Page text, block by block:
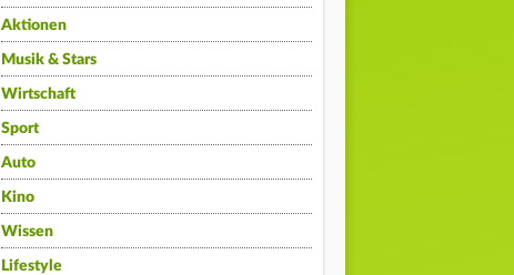
Aktionen
Musik & Stars
Wirtschaft
Sport
Auto
Kino
Wissen
Lifestyle